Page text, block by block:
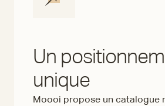
Un
unique
Moooi propose un catalogue